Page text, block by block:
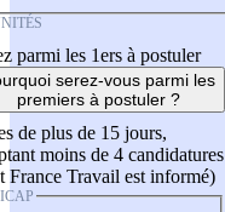
parmi les 1ers à postuler
serez-vous parmi les
premiers à postuler ?
de plus de 15 jours,
moins de 4 candidatures
France Travail est informé)